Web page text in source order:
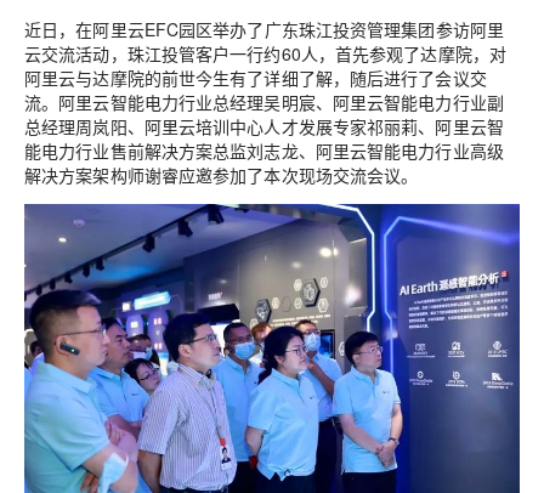
近日，在阿里云EFC园区举办了广东珠江投资管理集团参访阿里
云交流活动，珠江投管客户一行约60人，首先参观了达摩院，对
阿里云与达摩院的前世今生有了详细了解，随后进行了会议交
流。阿里云智能电力行业总经理吴明宸、阿里云智能电力行业副
总经理周岚阳、阿里云培训中心人才发展专家祁丽莉、阿里云智
能电力行业售前解决方案总监刘志龙、阿里云智能电力行业高级
解决方案架构师谢睿应邀参加了本次现场交流会议。